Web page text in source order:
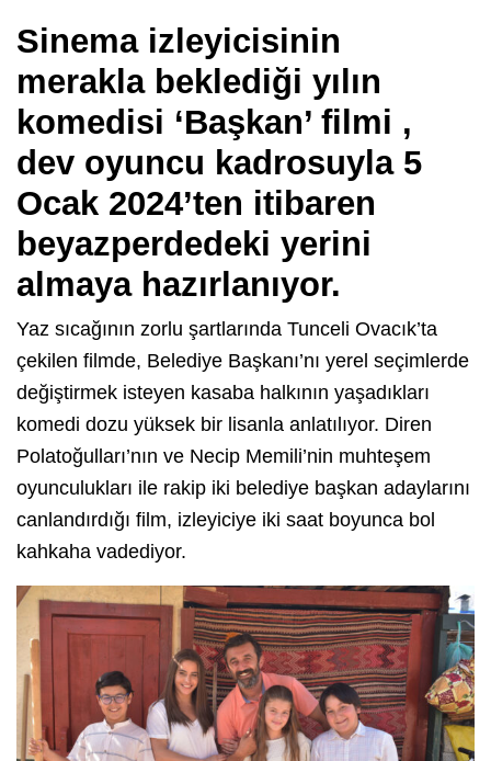
Sinema izleyicisinin
merakla beklediği yılın
komedisi ‘Başkan’ filmi ,
dev oyuncu kadrosuyla 5
Ocak 2024’ten itibaren
beyazperdedeki yerini
almaya hazırlanıyor.
Yaz sıcağının zorlu şartlarında Tunceli Ovacık’ta
çekilen filmde, Belediye Başkanı’nı yerel seçimlerde
değiştirmek isteyen kasaba halkının yaşadıkları
komedi dozu yüksek bir lisanla anlatılıyor. Diren
Polatoğulları’nın ve Necip Memili’nin muhteşem
oyunculukları ile rakip iki belediye başkan adaylarını
canlandırdığı film, izleyiciye iki saat boyunca bol
kahkaha vadediyor.